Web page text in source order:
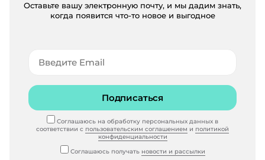
Оставьте вашу электронную почту, и мы дадим знать,
когда появится что-то новое и выгодное
Подписаться
Соглашаюсь на обработку персональных данных в
соответствии с пользовательским соглашением и политикой
конфиденциальности
Соглашаюсь получать новости и рассылки